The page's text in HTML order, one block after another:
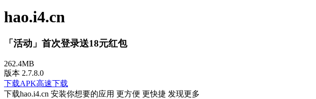
hao.i4.cn
「活动」首次登录送18元红包
262.4MB
版本 2.7.8.0
下载APK高速下载
下载hao.i4.cn 安装你想要的应用 更方便 更快捷 发现更多